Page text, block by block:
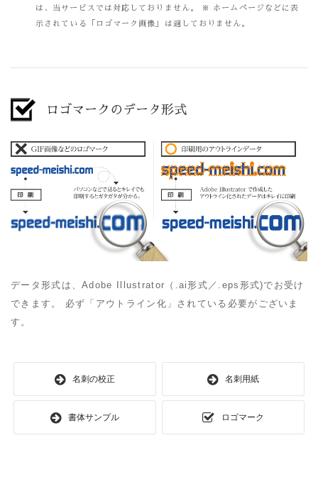
は、当サービスでは対応しておりません。
※ ホームページなどに表
示されている「ロゴマーク画像」は適しておりません。
ロゴマークのデータ形式
データ形式は、Adobe Illustrator（.ai形式／.eps形式)でお受け
できます。
必ず「アウトライン化」されている必要がございま
す。
名刺の校正 名刺用紙
書体サンプル ロゴマーク